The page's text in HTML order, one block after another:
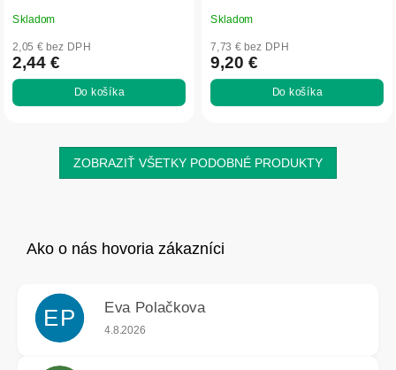
Skladom
2,05 € bez DPH
2,44 €
Do košíka
Skladom
7,73 € bez DPH
9,20 €
Do košíka
ZOBRAZIŤ VŠETKY PODOBNÉ PRODUKTY
EP Eva Polačkova
Hodnotenie obchodu je 5 z 5 hviezdičiek.
4.8.2026